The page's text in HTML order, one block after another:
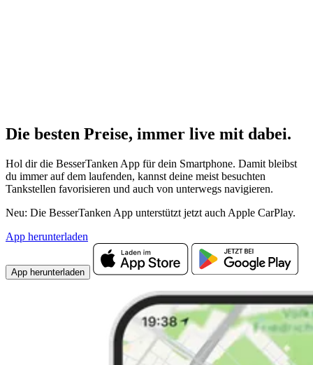
Die besten Preise, immer live mit dabei.
Hol dir die BesserTanken App für dein Smartphone. Damit bleibst
du immer auf dem laufenden, kannst deine meist besuchten
Tankstellen favorisieren und auch von unterwegs navigieren.
Neu: Die BesserTanken App unterstützt jetzt auch Apple CarPlay.
App herunterladen
App herunterladen